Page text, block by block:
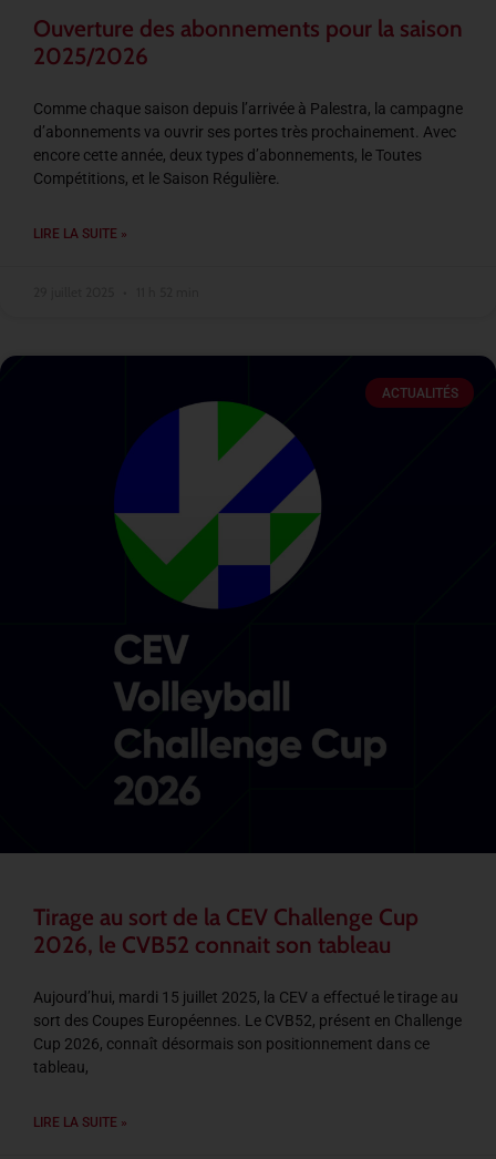
Ouverture des abonnements pour la saison
2025/2026
Comme chaque saison depuis l’arrivée à Palestra, la campagne
d’abonnements va ouvrir ses portes très prochainement. Avec
encore cette année, deux types d’abonnements, le Toutes
Compétitions, et le Saison Régulière.
LIRE LA SUITE »
ACTUALITÉS
Tirage au sort de la CEV Challenge Cup
2026, le CVB52 connait son tableau
Aujourd’hui, mardi 15 juillet 2025, la CEV a effectué le tirage au
sort des Coupes Européennes. Le CVB52, présent en Challenge
Cup 2026, connaît désormais son positionnement dans ce
tableau,
LIRE LA SUITE »